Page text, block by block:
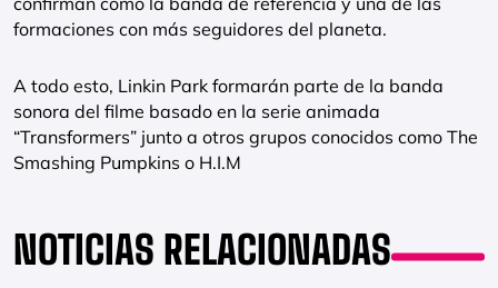
formaciones con más seguidores del planeta.
A todo esto, Linkin Park formarán parte de la banda
sonora del filme basado en la serie animada
“Transformers” junto a otros grupos conocidos como The
Smashing Pumpkins o H.I.M
NOTICIAS RELACIONADAS